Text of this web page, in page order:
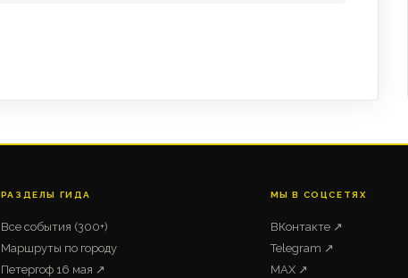
РАЗДЕЛЫ ГИДА
Все события (300+)
Маршруты по городу
Петергоф 16 мая ↗
МЫ В СОЦСЕТЯХ
ВКонтакте ↗
Telegram ↗
MAX ↗